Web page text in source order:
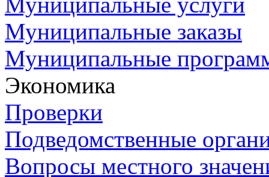
Муниципальные заказы
Муниципальные
Экономика
Проверки
Подведомственные
Вопросы местного